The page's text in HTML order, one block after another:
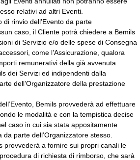
relativi ad altri Eventi.
rinvio dell’Evento da parte
caso, il Cliente potrà chiedere a Bemils
di Servizio e/o delle spese di Consegna
come l’Assicurazione, qualora
remunerativi della già avvenuta
dei Servizi ed indipendenti dalla
dell’Organizzatore della prestazione
Bemils provvederà ad effettuare
le modalità e con la tempistica decise
caso in cui sia stata appositamente
parte dell’Organizzatore stesso.
provvederà a fornire sui propri canali le
di richiesta di rimborso, che sarà